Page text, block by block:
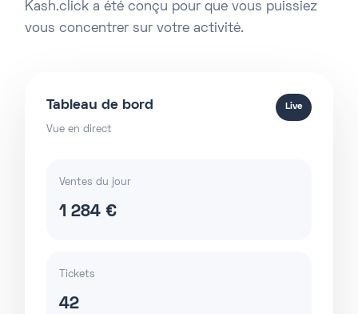
Kash.click a été conçu pour que vous puissiez
vous concentrer sur votre activité.
Tableau de bord
Vue en direct
Live
Ventes du jour
1 284 €
Tickets
42